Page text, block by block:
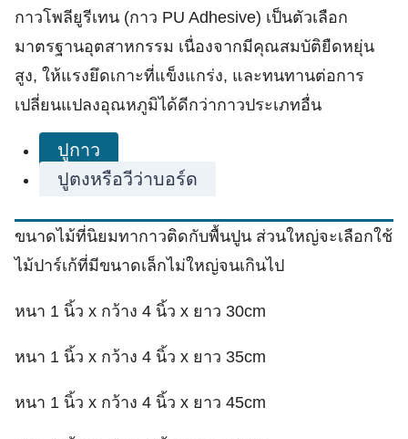
กาวโพลียูรีเทน (กาว PU Adhesive) เป็นตัวเลือก
มาตรฐานอุตสาหกรรม เนื่องจากมีคุณสมบัติยืดหยุ่น
สูง, ให้แรงยึดเกาะที่แข็งแกร่ง, และทนทานต่อการ
เปลี่ยนแปลงอุณหภูมิได้ดีกว่ากาวประเภทอื่น
ปูกาว
ปูตงหรือวีว่าบอร์ด
ขนาดไม้ที่นิยมทากาวติดกับพื้นปูน ส่วนใหญ่จะเลือกใช้
ไม้ปาร์เก้ที่มีขนาดเล็กไม่ใหญ่จนเกินไป
หนา 1 นิ้ว x กว้าง 4 นิ้ว x ยาว 30cm
หนา 1 นิ้ว x กว้าง 4 นิ้ว x ยาว 35cm
หนา 1 นิ้ว x กว้าง 4 นิ้ว x ยาว 45cm